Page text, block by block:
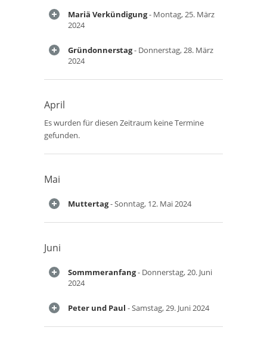
Mariä Verkündigung- Montag, 25. März
2024
Gründonnerstag- Donnerstag, 28. März
2024
April
Es wurden für diesen Zeitraum keine Termine
gefunden.
Mai
Muttertag- Sonntag, 12. Mai 2024
Juni
Sommmeranfang- Donnerstag, 20. Juni
2024
Peter und Paul - Samstag, 29. Juni 2024